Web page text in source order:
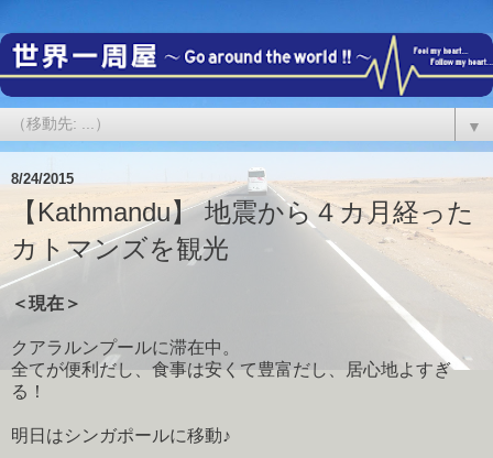
▼
8/24/2015
【Kathmandu】 地震から４カ月経った
カトマンズを観光
＜現在＞
クアラルンプールに滞在中。
全てが便利だし、食事は安くて豊富だし、居心地よすぎ
る！
明日はシンガポールに移動♪